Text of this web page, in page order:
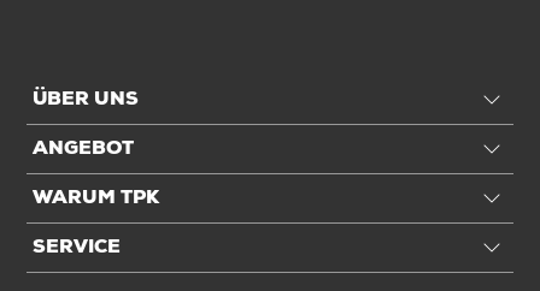
ÜBER UNS
ANGEBOT
WARUM TPK
SERVICE